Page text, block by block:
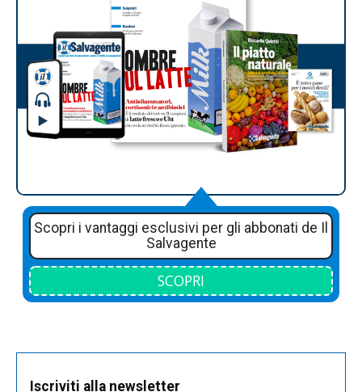
Scopri i vantaggi esclusivi per gli abbonati de Il
Salvagente
SCOPRI
Iscriviti alla newsletter